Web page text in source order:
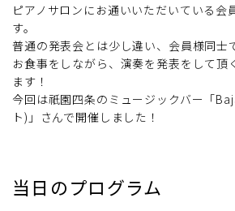
ピアノサロンにお通いいただいている会
す。
普通の発表会とは少し違い、会員様同士
お食事をしながら、演奏を発表をして頂
ます！
今回は祇園四条のミュージックバー「
ト)」さんで開催しました！
当日のプログラム